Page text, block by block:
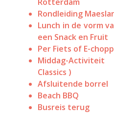
Rondleiding
Lunch in de vorm
een Snack en Fruit
Per Fiets of E-
Middag-
Classics )
Afsluitende borrel
Beach BBQ
Busreis terug